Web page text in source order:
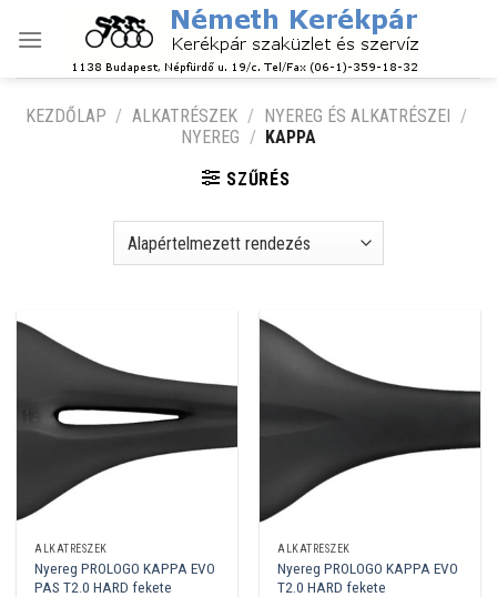
KEZDŐLAP / ALKATRÉSZEK / NYEREG ÉS ALKATRÉSZEI /
NYEREG / KAPPA
SZŰRÉS
ALKATRÉSZEK
Nyereg PROLOGO KAPPA EVO
PAS T2.0 HARD fekete
ALKATRÉSZEK
Nyereg PROLOGO KAPPA EVO
T2.0 HARD fekete